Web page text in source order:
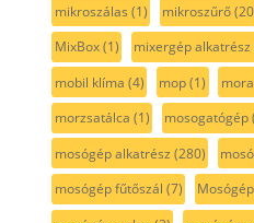
mikroszálas (1) mikroszűrő
MixBox(1) mixergép alkatrész
mobil klíma (4) mop(1) mora
morzsatálca (1) mosogatógép
mosógép alkatrész (280)
mosógép fűtőszál (7)